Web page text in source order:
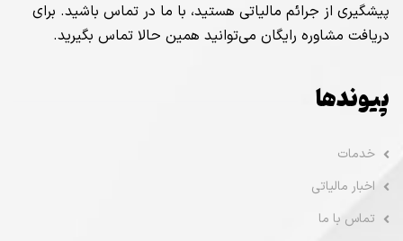
پیشگیری از جرائم مالیاتی هستید، با ما در تماس باشید. برای
دریافت مشاوره رایگان می‌توانید همین حالا تماس بگیرید.
پیوندها
خدمات
اخبار مالیاتی
تماس با ما